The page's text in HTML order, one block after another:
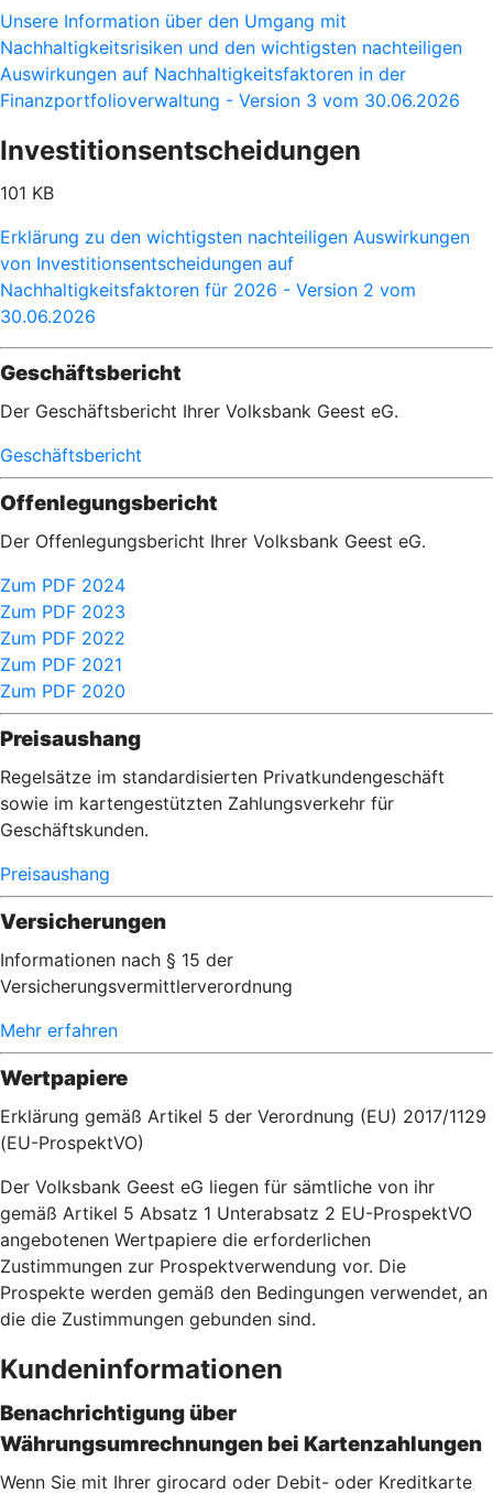
Unsere Information über den Umgang mit
Nachhaltigkeitsrisiken und den wichtigsten nachteiligen
Auswirkungen auf Nachhaltigkeitsfaktoren in der
Finanzportfolioverwaltung - Version 3 vom 30.06.2026
Investitionsentscheidungen
101 KB
Erklärung zu den wichtigsten nachteiligen Auswirkungen
von Investitionsentscheidungen auf
Nachhaltigkeitsfaktoren für 2026 - Version 2 vom
30.06.2026
Geschäftsbericht
Der Geschäftsbericht Ihrer Volksbank Geest eG.
Geschäftsbericht
Offenlegungsbericht
Der Offenlegungsbericht Ihrer Volksbank Geest eG.
Zum PDF 2024
Zum PDF 2023
Zum PDF 2022
Zum PDF 2021
Zum PDF 2020
Preisaushang
Regelsätze im standardisierten Privatkundengeschäft
sowie im kartengestützten Zahlungsverkehr für
Geschäftskunden.
Preisaushang
Versicherungen
Informationen nach § 15 der
Versicherungsvermittlerverordnung
Mehr erfahren
Wertpapiere
Erklärung gemäß Artikel 5 der Verordnung (EU) 2017/1129
(EU-ProspektVO)
Der Volksbank Geest eG liegen für sämtliche von ihr
gemäß Artikel 5 Absatz 1 Unterabsatz 2 EU-ProspektVO
angebotenen Wertpapiere die erforderlichen
Zustimmungen zur Prospektverwendung vor. Die
Prospekte werden gemäß den Bedingungen verwendet, an
die die Zustimmungen gebunden sind.
Kundeninformationen
Benachrichtigung über
Währungsumrechnungen bei Kartenzahlungen
Wenn Sie mit Ihrer girocard oder Debit- oder Kreditkarte